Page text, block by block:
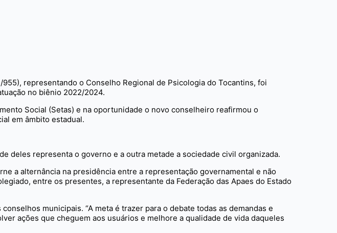
representando o Conselho Regional de Psicologia do Tocantins, foi
no biênio 2022/2024.
Social (Setas) e na oportunidade o novo conselheiro reafirmou o
em âmbito estadual.
deles representa o governo e a outra metade a sociedade civil organizada.
a alternância na presidência entre a representação governamental e não
entre os presentes, a representante da Federação das Apaes do Estado
municipais. “A meta é trazer para o debate todas as demandas e
ações que cheguem aos usuários e melhore a qualidade de vida daqueles